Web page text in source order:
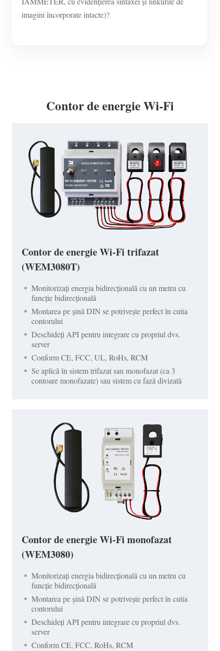
imagini încorporate intacte)?
Contor de energie Wi-Fi
Contor de energie Wi-Fi trifazat
(WEM3080T)
Monitorizați energia bidirecțională cu un metru cu
funcție bidirecțională
Montarea pe șină DIN se potrivește perfect în cutia
contorului
Deschideți API pentru integrare cu propriul dvs.
server
Conform CE, FCC, UL, RoHs, RCM
Se aplică în sistem trifazat sau monofazat (ca 3
contoare monofazate) sau sistem cu fază divizată
Contor de energie Wi-Fi monofazat
(WEM3080)
Monitorizați energia bidirecțională cu un metru cu
funcție bidirecțională
Montarea pe șină DIN se potrivește perfect în cutia
contorului
Deschideți API pentru integrare cu propriul dvs.
server
Conform CE, FCC, RoHs, RCM